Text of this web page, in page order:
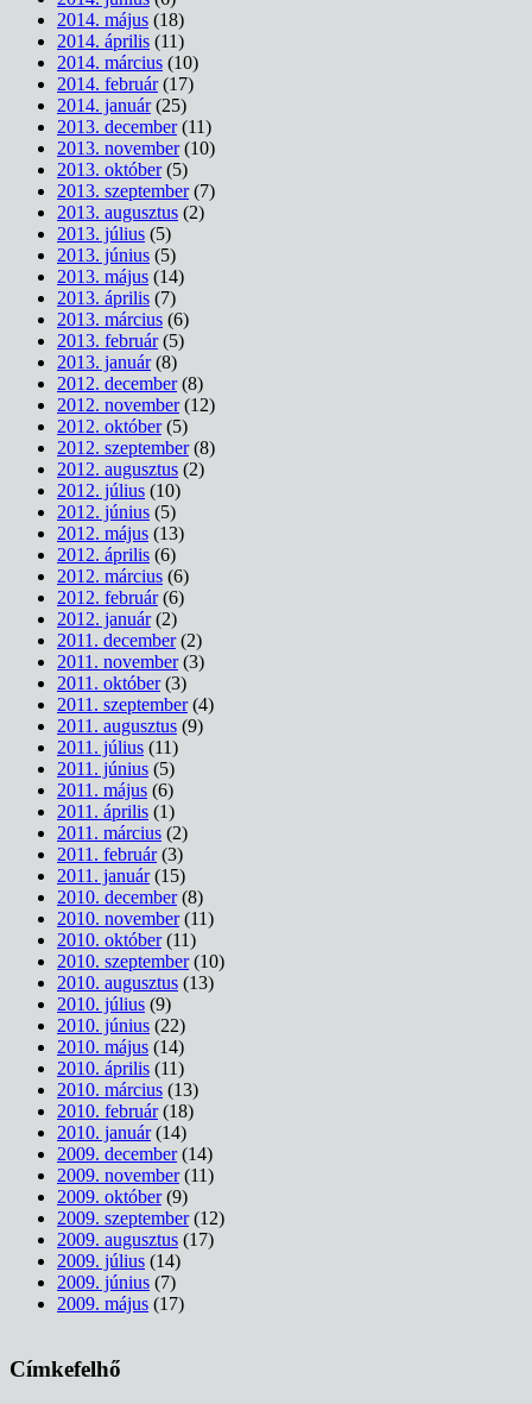
2014. május (18)
2014. április (11)
2014. március (10)
2014. február(17)
2014. január(25)
2013. december(11)
2013. november(10)
2013. október(5)
2013. szeptember(7)
2013. augusztus (2)
2013. július (5)
2013. június (5)
2013. május (14)
2013. április (7)
2013. március (6)
2013. február(5)
2013. január(8)
2012. december(8)
2012. november(12)
2012. október(5)
2012. szeptember(8)
2012. augusztus (2)
2012. július (10)
2012. június (5)
2012. május (13)
2012. április (6)
2012. március (6)
2012. február(6)
2012. január(2)
2011. december(2)
2011. november(3)
2011. október(3)
2011. szeptember(4)
2011. augusztus (9)
2011. július (11)
2011. június (5)
2011. május (6)
2011. április (1)
2011. március (2)
2011. február(3)
2011. január(15)
2010. december(8)
2010. november(11)
2010. október(11)
2010. szeptember(10)
2010. augusztus (13)
2010. július (9)
2010. június (22)
2010. május (14)
2010. április (11)
2010. március (13)
2010. február(18)
2010. január(14)
2009. december(14)
2009. november(11)
2009. október(9)
2009. szeptember(12)
2009. augusztus (17)
2009. július (14)
2009. június (7)
2009. május (17)
Címkefelhő